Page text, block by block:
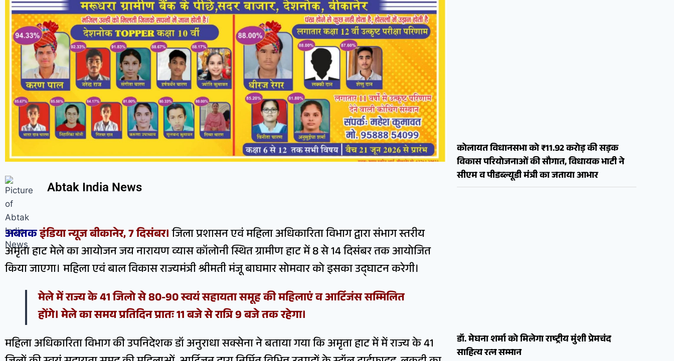
Abtak India News
अबतकइंडिया न्यूज बीकानेर, 7 दिसंबर।जिला प्रशासन एवं महिला अधिकारिता विभाग द्वारा संभाग स्तरीय
अमृता हाट मेले का आयोजन जय नारायण व्यास कॉलोनी स्थित ग्रामीण हाट में 8 से 14 दिसंबर तक आयोजित
किया जाएगा। महिला एवं बाल विकास राज्यमंत्री श्रीमती मंजू बाघमार सोमवार को इसका उद्घाटन करेगी।
मेले में राज्य के 41 जिलो से 80-90 स्वयं सहायता समूह की महिलाएं व आर्टिजंस सम्मिलित
होंगे। मेले का समय प्रतिदिन प्रातः 11 बजे से रात्रि 9 बजे तक रहेगा।
महिला अधिकारिता विभाग की उपनिदेशक डॉ अनुराधा सक्सेना ने बताया गया कि अमृता हाट में में राज्य के 41
कोलायत विधानसभा को ₹11.92 करोड़ की सड़क
विकास परियोजनाओं की सौगात, विधायक भाटी ने
सीएम व पीडब्ल्यूडी मंत्री का जताया आभार
डॉ. मेघना शर्मा को मिलेगा राष्ट्रीय मुंशी प्रेमचंद
साहित्य रत्न सम्मान